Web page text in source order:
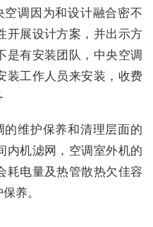
调因为和设计融合密不
开展设计方案，并出示方
是有安装团队，中央空调
装工作人员来安装，收费
维护保养和清理层面的
内机滤网，空调室外机的
耗电量及热管散热欠佳容
养。